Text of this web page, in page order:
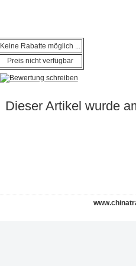
Keine Rabatte möglich ...
Preis nicht verfügbar
Dieser Artikel wurde